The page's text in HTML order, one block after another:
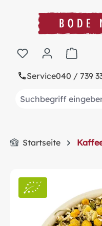
springen
Service040 / 739
Startseite
Bildergalerie